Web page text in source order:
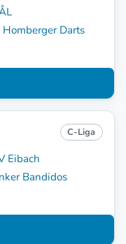
Homberger Darts
C-Liga
Eibach
Bandidos